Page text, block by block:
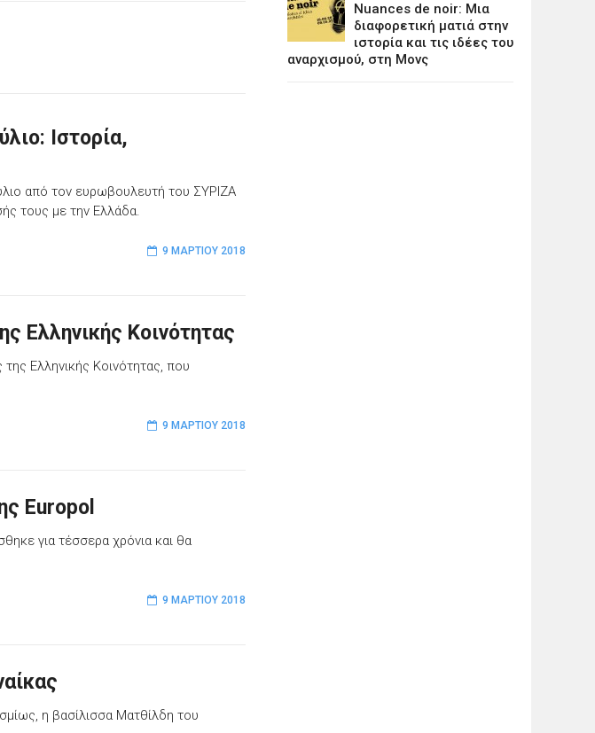
Ιστορία,
από τον ευρωβουλευτή του ΣΥΡΙΖΑ
τους με την Ελλάδα.
9 ΜΑΡΤΊΟΥ 2018
Ελληνικής Κοινότητας
Ελληνικής Κοινότητας, που
9 ΜΑΡΤΊΟΥ 2018
Europol
για τέσσερα χρόνια και θα
9 ΜΑΡΤΊΟΥ 2018
η βασίλισσα Ματθίλδη του
Nuances de noir: Μια
διαφορετική ματιά στην
ιστορία και τις ιδέες του
αναρχισμού, στη Μονς